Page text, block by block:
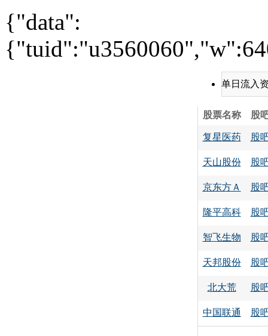
{"data":
单日流入
股票名称 股
复星医药 股
天山股份 股
京东方Ａ 股
隆平高科 股
智飞生物 股
天邦股份 股
北大荒 股
中国联通 股